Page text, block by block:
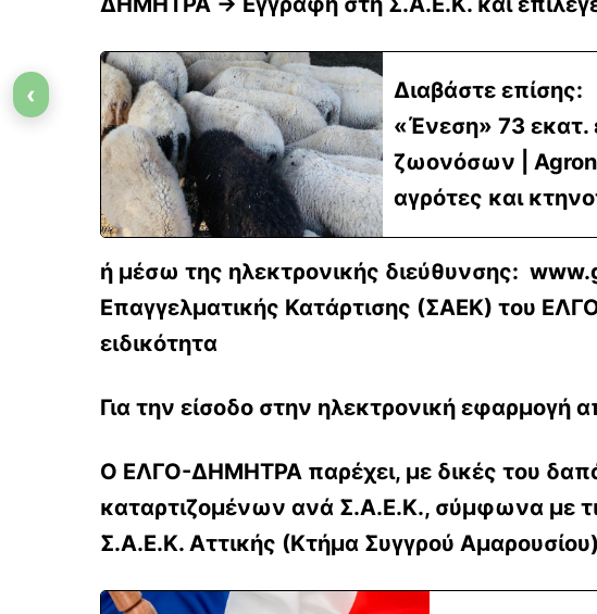
Διαβάστε επίσης:
«Ένεση» 73 εκατ.
ζωονόσων |
αγρότες και
ή μέσω της ηλεκτρονικής διεύθυνσης:
Επαγγελματικής Κατάρτισης (ΣΑΕΚ) του
ειδικότητα
Για την είσοδο στην ηλεκτρονική εφαρμογή
Ο ΕΛΓΟ-ΔΗΜΗΤΡΑ παρέχει, με δικές του
καταρτιζομένων ανά Σ.Α.Ε.Κ., σύμφωνα με
Σ.Α.Ε.Κ. Αττικής (Κτήμα Συγγρού
‹